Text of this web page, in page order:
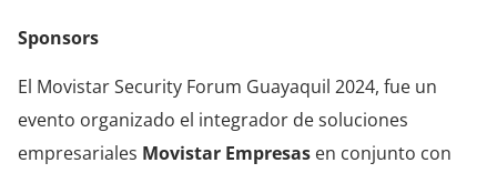
Sponsors
El Movistar Security Forum Guayaquil 2024, fue un
evento organizado el integrador de soluciones
empresariales Movistar Empresas en conjunto con